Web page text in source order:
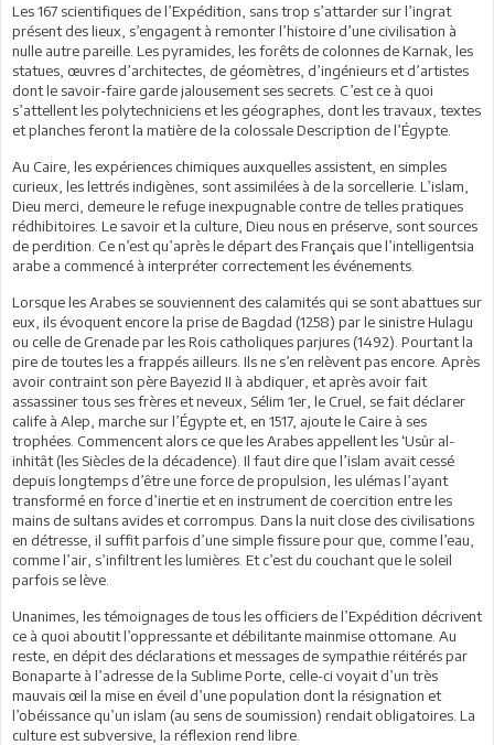
Les 167 scientifiques de l’Expédition, sans trop s’attarder sur l’ingrat
présent des lieux, s’engagent à remonter l’histoire d’une civilisation à
nulle autre pareille. Les pyramides, les forêts de colonnes de Karnak, les
statues, œuvres d’architectes, de géomètres, d’ingénieurs et d’artistes
dont le savoir-faire garde jalousement ses secrets. C’est ce à quoi
s’attellent les polytechniciens et les géographes, dont les travaux, textes
et planches feront la matière de la colossale Description de l’Égypte.
Au Caire, les expériences chimiques auxquelles assistent, en simples
curieux, les lettrés indigènes, sont assimilées à de la sorcellerie. L’islam,
Dieu merci, demeure le refuge inexpugnable contre de telles pratiques
rédhibitoires. Le savoir et la culture, Dieu nous en préserve, sont sources
de perdition. Ce n’est qu’après le départ des Français que l’intelligentsia
arabe a commencé à interpréter correctement les événements.
Lorsque les Arabes se souviennent des calamités qui se sont abattues sur
eux, ils évoquent encore la prise de Bagdad (1258) par le sinistre Hulagu
ou celle de Grenade par les Rois catholiques parjures (1492). Pourtant la
pire de toutes les a frappés ailleurs. Ils ne s’en relèvent pas encore. Après
avoir contraint son père Bayezid II à abdiquer, et après avoir fait
assassiner tous ses frères et neveux, Sélim 1er, le Cruel, se fait déclarer
calife à Alep, marche sur l’Égypte et, en 1517, ajoute le Caire à ses
trophées. Commencent alors ce que les Arabes appellent les ‘Usûr al-
inhitât (les Siècles de la décadence). Il faut dire que l’islam avait cessé
depuis longtemps d’être une force de propulsion, les ulémas l’ayant
transformé en force d’inertie et en instrument de coercition entre les
mains de sultans avides et corrompus. Dans la nuit close des civilisations
en détresse, il suffit parfois d’une simple fissure pour que, comme l’eau,
comme l’air, s’infiltrent les lumières. Et c’est du couchant que le soleil
parfois se lève.
Unanimes, les témoignages de tous les officiers de l’Expédition décrivent
ce à quoi aboutit l’oppressante et débilitante mainmise ottomane. Au
reste, en dépit des déclarations et messages de sympathie réitérés par
Bonaparte à l’adresse de la Sublime Porte, celle-ci voyait d’un très
mauvais œil la mise en éveil d’une population dont la résignation et
l’obéissance qu’un islam (au sens de soumission) rendait obligatoires. La
culture est subversive, la réflexion rend libre.